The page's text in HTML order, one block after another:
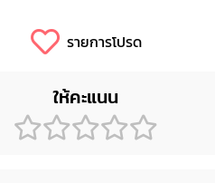
รายการโปรด
ให้คะแนน